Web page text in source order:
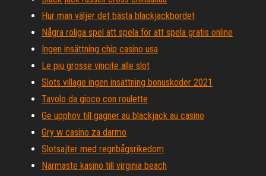
Hur man väljer det bästa blackjackbordet
Några roliga spel att spela för att spela gratis online
Ingen insättning chip casino usa
Le piu grosse vincite alle slot
Slots village ingen insättning bonuskoder 2021
Tavolo da gioco con roulette
Ge upphov till gagner au blackjack au casino
Gry w casino za darmo
Slotsajter med regnbågsrikedom
Närmaste kasino till virginia beach